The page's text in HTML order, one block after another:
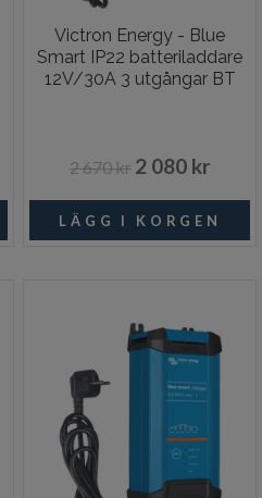
Victron Energy - Blue
Smart IP22 batteriladdare
12V/30A 3 utgångar BT
2 670 kr 2 080 kr